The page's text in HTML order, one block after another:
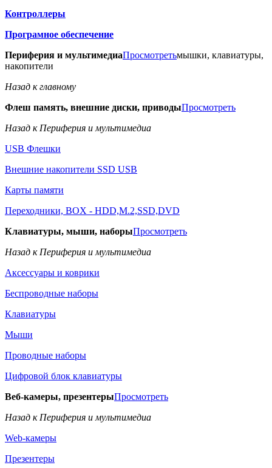
Контроллеры
Програмное обеспечение
Периферия и мультимедиаПросмотретьмышки, клавиатуры,
накопители
Назад к главному
Флеш память, внешние диски, приводыПросмотреть
Назад к Периферия и мультимедиа
USB Флешки
Внешние накопители SSD USB
Карты памяти
Переходники, BOX - HDD,M.2,SSD,DVD
Клавиатуры, мыши, наборыПросмотреть
Назад к Периферия и мультимедиа
Аксессуары и коврики
Беспроводные наборы
Клавиатуры
Мыши
Проводные наборы
Цифровой блок клавиатуры
Веб-камеры, презентерыПросмотреть
Назад к Периферия и мультимедиа
Web-камеры
Презентеры